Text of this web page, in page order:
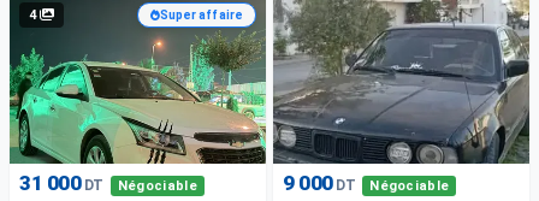
4 Super affaire
31 000 DT Négociable 9 000 DT Négociable